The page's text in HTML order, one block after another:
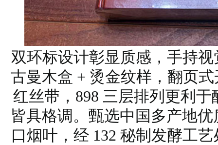
双环标设计彰显质感，手持
古曼木盒 + 烫金纹样，翻页
红丝带，898 三层排列更利
皆具格调。甄选中国多产地
口烟叶，经 132 秘制发酵工